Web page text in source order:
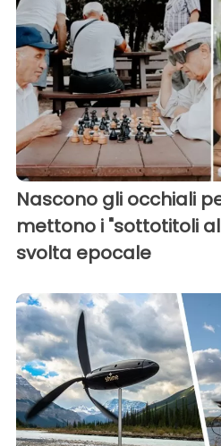
Nascono gli occhiali
mettono i "sottotitoli
svolta epocale